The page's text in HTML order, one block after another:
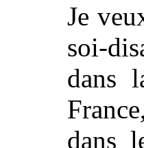
Je
soi-
dans
dans